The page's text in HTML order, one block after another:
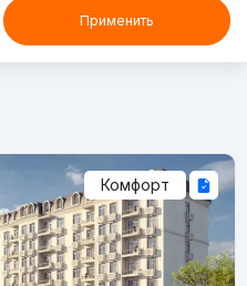
Применить
Комфорт